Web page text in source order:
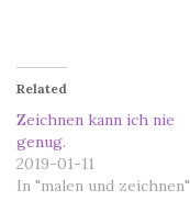
Related
Zeichnen kann ich nie
genug.
2019-01-11
In "malen und zeichnen"